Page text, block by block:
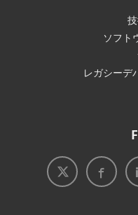
ソフト
レガシーデ